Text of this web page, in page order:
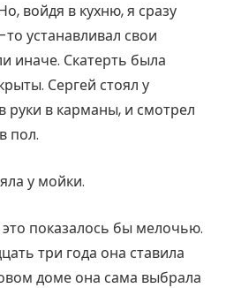
войдя в кухню, я сразу
устанавливал свои
иначе. Скатерть была
Сергей стоял у
руки в карманы, и смотрел
пол.
у мойки.
показалось бы мелочью.
три года она ставила
доме она сама выбрала